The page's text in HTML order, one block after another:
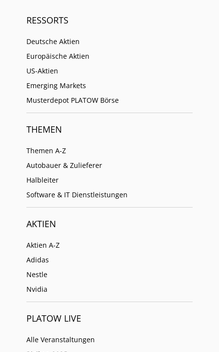
RESSORTS
Deutsche Aktien
Europäische Aktien
US-Aktien
Emerging Markets
Musterdepot PLATOW Börse
THEMEN
Themen A-Z
Autobauer & Zulieferer
Halbleiter
Software & IT Dienstleistungen
AKTIEN
Aktien A-Z
Adidas
Nestle
Nvidia
PLATOW LIVE
Alle Veranstaltungen